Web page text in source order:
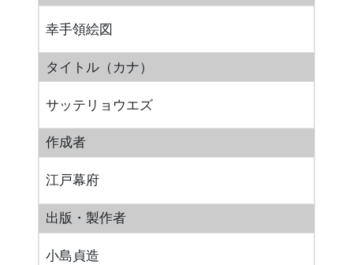
幸手領絵図
タイトル（カナ）
サッテリョウエズ
作成者
江戸幕府
出版・製作者
小島貞造